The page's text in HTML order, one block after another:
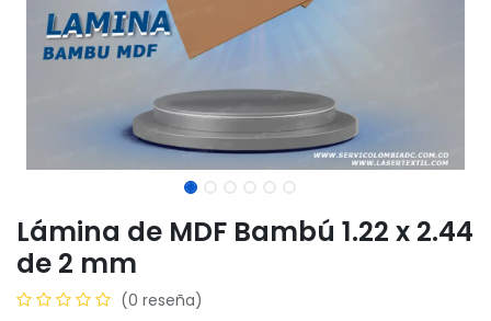
Lámina de MDF Bambú 1.22 x 2.44
de 2 mm
(0 reseña)